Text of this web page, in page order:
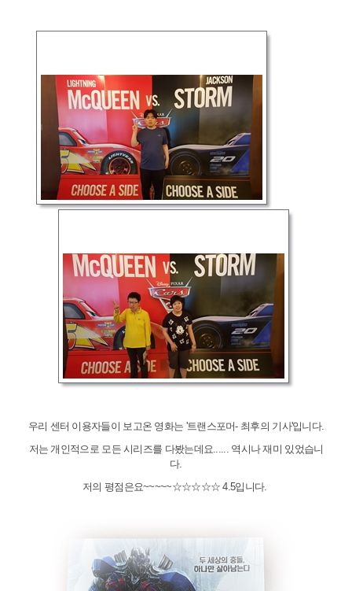
우리 센터 이용자들이 보고온 영화는 '트랜스포머- 최후의 기사'입니다.
저는 개인적으로 모든 시리즈를 다봤는데요...... 역시나 재미 있었습니
다.
저의 평점은요~~~~~☆☆☆☆☆ 4.5입니다.